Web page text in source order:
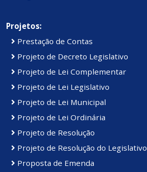
Projetos:
Prestação de Contas
Projeto de Decreto Legislativo
Projeto de Lei Complementar
Projeto de Lei Legislativo
Projeto de Lei Municipal
Projeto de Lei Ordinária
Projeto de Resolução
Projeto de Resolução do Legislativo
Proposta de Emenda